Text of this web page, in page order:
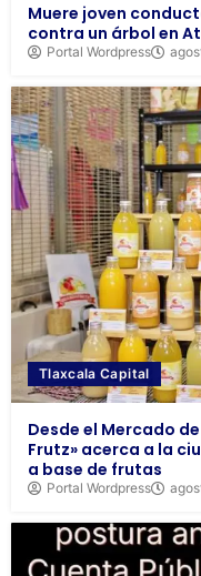
Muere joven
contra un árbol en
Portal Wordpress
Tlaxcala Capital
Desde el Mercado
Frutz» acerca a la
a base de frutas
Portal Wordpress